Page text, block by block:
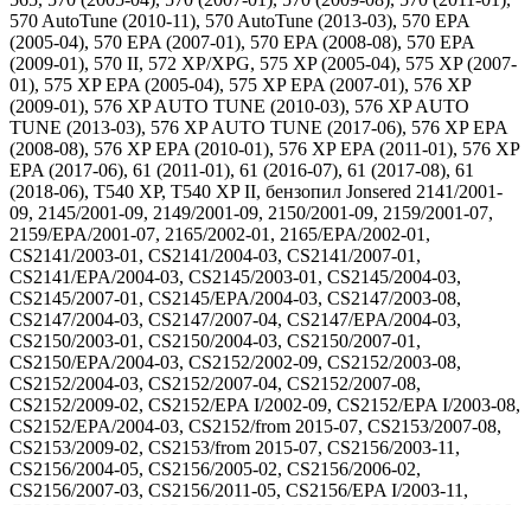
570 AutoTune (2010-11), 570 AutoTune (2013-03), 570 EPA
(2005-04), 570 EPA (2007-01), 570 EPA (2008-08), 570 EPA
(2009-01), 570 II, 572 XP/XPG, 575 XP (2005-04), 575 XP (2007-
01), 575 XP EPA (2005-04), 575 XP EPA (2007-01), 576 XP
(2009-01), 576 XP AUTO TUNE (2010-03), 576 XP AUTO
TUNE (2013-03), 576 XP AUTO TUNE (2017-06), 576 XP EPA
(2008-08), 576 XP EPA (2010-01), 576 XP EPA (2011-01), 576 XP
EPA (2017-06), 61 (2011-01), 61 (2016-07), 61 (2017-08), 61
(2018-06), T540 XP, T540 XP II, бензопил Jonsered 2141/2001-
09, 2145/2001-09, 2149/2001-09, 2150/2001-09, 2159/2001-07,
2159/EPA/2001-07, 2165/2002-01, 2165/EPA/2002-01,
CS2141/2003-01, CS2141/2004-03, CS2141/2007-01,
CS2141/EPA/2004-03, CS2145/2003-01, CS2145/2004-03,
CS2145/2007-01, CS2145/EPA/2004-03, CS2147/2003-08,
CS2147/2004-03, CS2147/2007-04, CS2147/EPA/2004-03,
CS2150/2003-01, CS2150/2004-03, CS2150/2007-01,
CS2150/EPA/2004-03, CS2152/2002-09, CS2152/2003-08,
CS2152/2004-03, CS2152/2007-04, CS2152/2007-08,
CS2152/2009-02, CS2152/EPA I/2002-09, CS2152/EPA I/2003-08,
CS2152/EPA/2004-03, CS2152/from 2015-07, CS2153/2007-08,
CS2153/2009-02, CS2153/from 2015-07, CS2156/2003-11,
CS2156/2004-05, CS2156/2005-02, CS2156/2006-02,
CS2156/2007-03, CS2156/2011-05, CS2156/EPA I/2003-11,